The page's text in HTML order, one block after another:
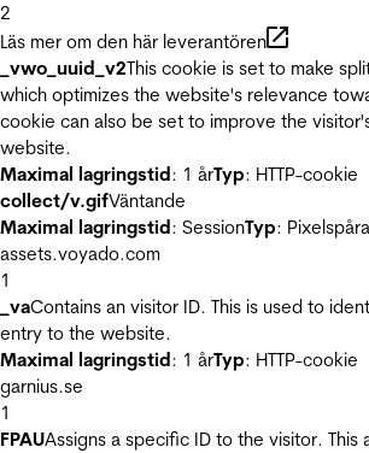
2
Läs mer om den här leverantören
_vwo_uuid_v2This cookie is set to make
which optimizes the website's relevance
cookie can also be set to improve the
website.
Maximal lagringstid: 1 årTyp: HTTP-cookie
collect/v.gifVäntande
Maximal lagringstid: SessionTyp:
assets.voyado.com
1
_vaContains an visitor ID. This is used to
entry to the website.
Maximal lagringstid: 1 årTyp: HTTP-cookie
garnius.se
1
FPAUAssigns a specific ID to the visitor.